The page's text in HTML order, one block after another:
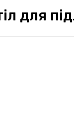
для